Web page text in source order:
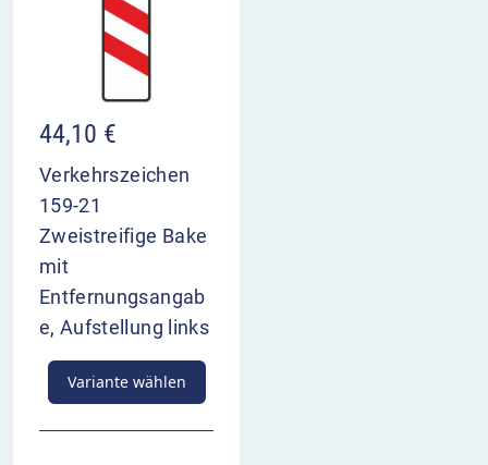
44,10 €
Verkehrszeichen
159-21
Zweistreifige Bake
mit
Entfernungsangab
e, Aufstellung links
Variante wählen